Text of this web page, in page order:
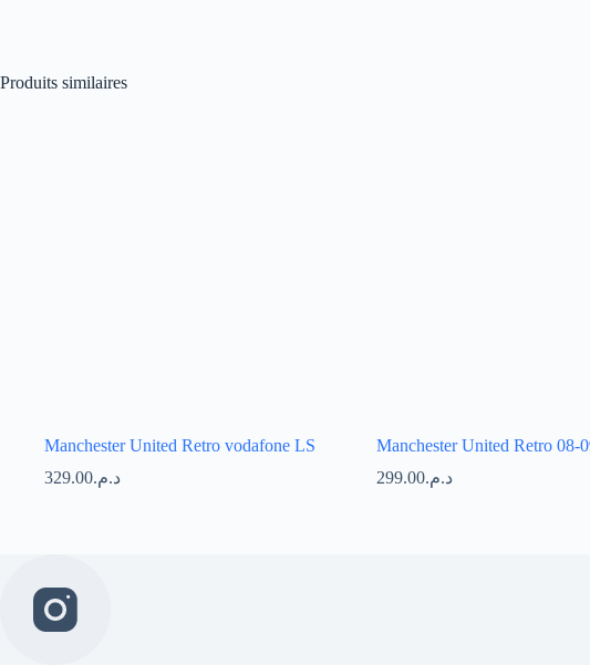
Produits similaires
Manchester United Retro vodafone LS
د.م.329.00
Manchester United Retro 08-
د.م.299.00